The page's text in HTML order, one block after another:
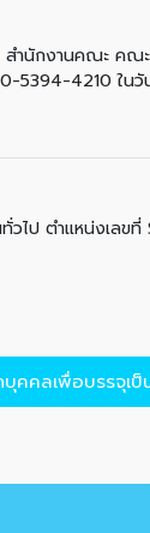
นักงานคณะ คณะ
5394-4210 ในวัน
ไป ตำแหน่งเลขที่
คคลเพื่อบรรจุเ